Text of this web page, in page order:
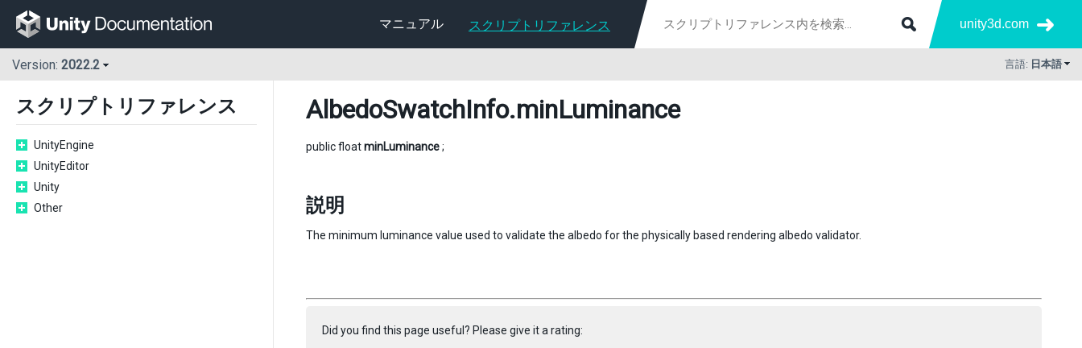
マニュアル スクリプトリファレンス unity3d.com
Version: 2022.2 言語: 日本語
スクリプトリファレンス
UnityEngine
UnityEditor
Unity
Other
AlbedoSwatchInfo.minLuminance
public floatminLuminance;
説明
The minimum luminance value used to validate the albedo for the physically based rendering albedo validator.
Did you find this page useful? Please give it a rating: